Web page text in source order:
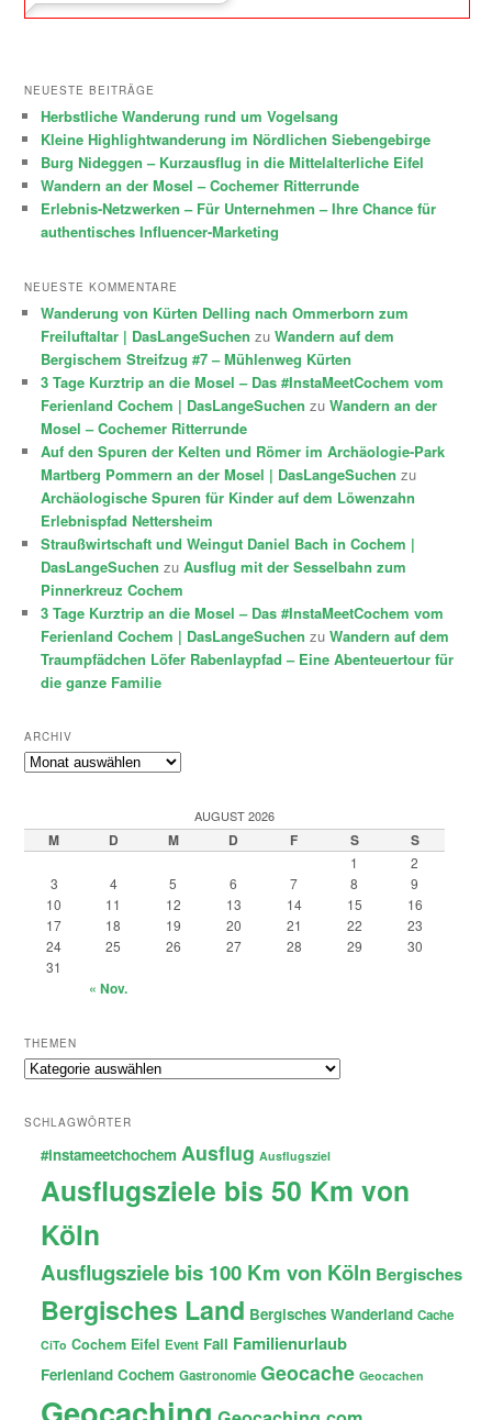
NEUESTE BEITRÄGE
Herbstliche Wanderung rund um Vogelsang
Kleine Highlightwanderung im Nördlichen Siebengebirge
Burg Nideggen – Kurzausflug in die Mittelalterliche Eifel
Wandern an der Mosel – Cochemer Ritterrunde
Erlebnis-Netzwerken – Für Unternehmen – Ihre Chance für
authentisches Influencer-Marketing
NEUESTE KOMMENTARE
Wanderung von Kürten Delling nach Ommerborn zum
Freiluftaltar | DasLangeSuchen zuWandern auf dem
Bergischem Streifzug #7 – Mühlenweg Kürten
3 Tage Kurztrip an die Mosel – Das #InstaMeetCochem vom
Ferienland Cochem | DasLangeSuchen zuWandern an der
Mosel – Cochemer Ritterrunde
Auf den Spuren der Kelten und Römer im Archäologie-Park
Martberg Pommern an der Mosel | DasLangeSuchen zu
Archäologische Spuren für Kinder auf dem Löwenzahn
Erlebnispfad Nettersheim
Straußwirtschaft und Weingut Daniel Bach in Cochem |
DasLangeSuchen zuAusflug mit der Sesselbahn zum
Pinnerkreuz Cochem
3 Tage Kurztrip an die Mosel – Das #InstaMeetCochem vom
Ferienland Cochem | DasLangeSuchen zuWandern auf dem
Traumpfädchen Löfer Rabenlaypfad – Eine Abenteuertour für
die ganze Familie
ARCHIV
Archiv
AUGUST 2026
M D M D F S S
1
2
3
4 5 6 7 8
9
10
11 12 13 14 15
16
17
18 19 20 21 22
23
24
25 26 27 28 29
30
31
« Nov.
THEMEN
Themen
SCHLAGWÖRTER
#instameetchochem Ausflug Ausflugsziel
Ausflugsziele bis 50 Km von
Köln
Ausflugsziele bis 100 Km von Köln Bergisches
Bergisches Land Bergisches Wanderland Cache
CiTo Cochem Eifel Event Fail Familienurlaub
Ferienland Cochem Gastronomie Geocache Geocachen